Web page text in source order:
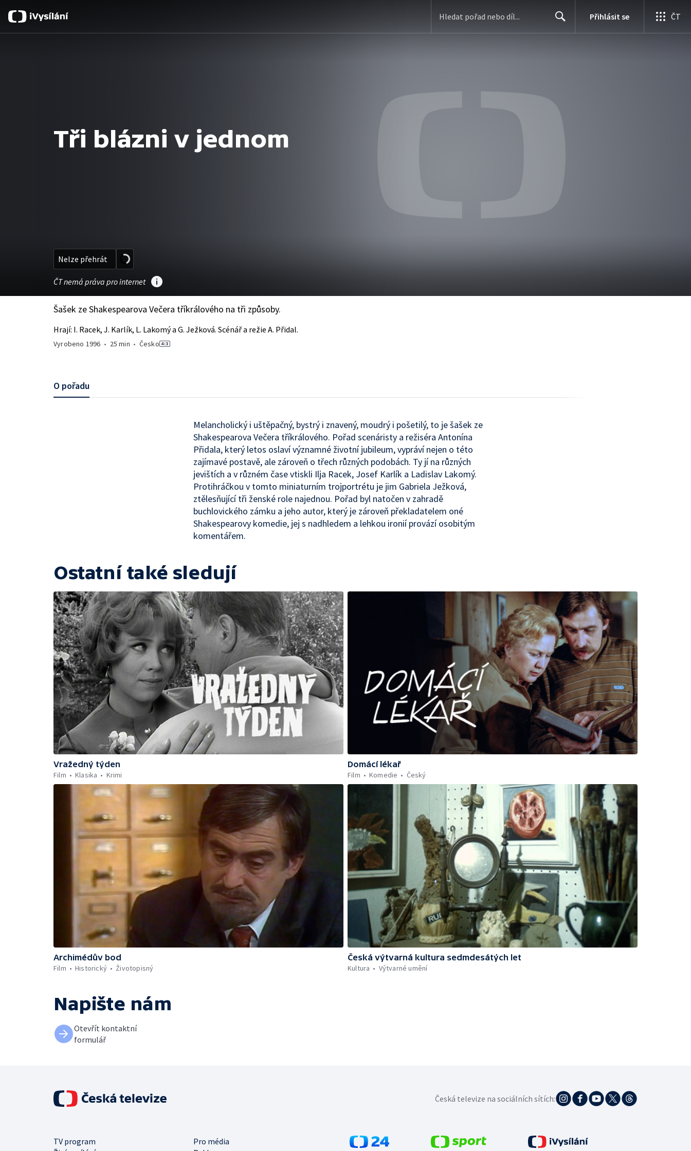
Přihlásit se ČT
Tři blázni v jednom
Nelze přehrát
ČT nemá práva pro internet
Šašek ze Shakespearova Večera tříkrálového na tři způsoby.
Hrají: I. Racek, J. Karlík, L. Lakomý a G. Ježková. Scénář a režie A. Přidal.
Vyrobeno 1996 • 25 min • Česko
O pořadu
Melancholický i uštěpačný, bystrý i znavený, moudrý i pošetilý, to je šašek ze
Shakespearova Večera tříkrálového. Pořad scenáristy a režiséra Antonína
Přidala, který letos oslaví významné životní jubileum, vypráví nejen o této
zajímavé postavě, ale zároveň o třech různých podobách. Ty jí na různých
jevištích a v různém čase vtiskli Ilja Racek, Josef Karlík a Ladislav Lakomý.
Protihráčkou v tomto miniaturním trojportrétu je jim Gabriela Ježková,
ztělesňující tři ženské role najednou. Pořad byl natočen v zahradě
buchlovického zámku a jeho autor, který je zároveň překladatelem oné
Shakespearovy komedie, jej s nadhledem a lehkou ironií provází osobitým
komentářem.
Ostatní také sledují
Vražedný týden
Film
Klasika Krimi
Domácí lékař
Film
Komedie Český
Archimédův bod
Film
Historický Životopisný
Česká výtvarná kultura sedmdesátých let
Kultura
Výtvarné umění
Napište nám
Otevřít kontaktní
formulář
TV program
Pro média
Česká televize na sociálních sítích: